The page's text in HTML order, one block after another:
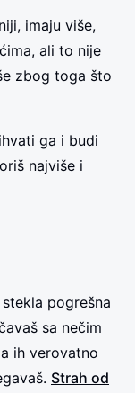
imaju više,
ali to nije
zbog toga što
ga i budi
najviše i
pogrešna
sa nečim
ih verovatno
Strah od